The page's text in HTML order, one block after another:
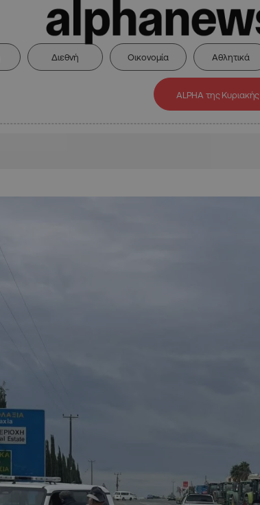
Διεθνή Οικονομία Αθλητικά
ALPHA της Κυριακής